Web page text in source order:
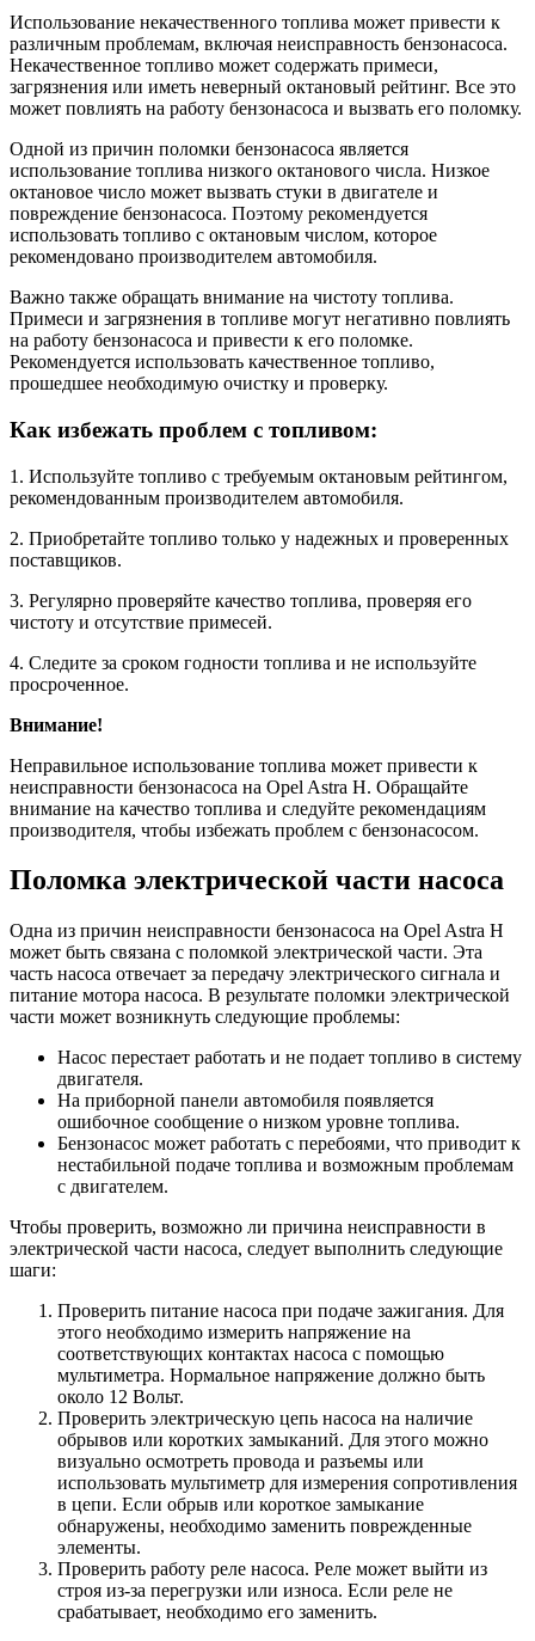
Использование некачественного топлива может привести к
различным проблемам, включая неисправность бензонасоса.
Некачественное топливо может содержать примеси,
загрязнения или иметь неверный октановый рейтинг. Все это
может повлиять на работу бензонасоса и вызвать его поломку.
Одной из причин поломки бензонасоса является
использование топлива низкого октанового числа. Низкое
октановое число может вызвать стуки в двигателе и
повреждение бензонасоса. Поэтому рекомендуется
использовать топливо с октановым числом, которое
рекомендовано производителем автомобиля.
Важно также обращать внимание на чистоту топлива.
Примеси и загрязнения в топливе могут негативно повлиять
на работу бензонасоса и привести к его поломке.
Рекомендуется использовать качественное топливо,
прошедшее необходимую очистку и проверку.
Как избежать проблем с топливом:
1. Используйте топливо с требуемым октановым рейтингом,
рекомендованным производителем автомобиля.
2. Приобретайте топливо только у надежных и проверенных
поставщиков.
3. Регулярно проверяйте качество топлива, проверяя его
чистоту и отсутствие примесей.
4. Следите за сроком годности топлива и не используйте
просроченное.
Внимание!
Неправильное использование топлива может привести к
неисправности бензонасоса на Opel Astra H. Обращайте
внимание на качество топлива и следуйте рекомендациям
производителя, чтобы избежать проблем с бензонасосом.
Поломка электрической части насоса
Одна из причин неисправности бензонасоса на Opel Astra H
может быть связана с поломкой электрической части. Эта
часть насоса отвечает за передачу электрического сигнала и
питание мотора насоса. В результате поломки электрической
части может возникнуть следующие проблемы:
Насос перестает работать и не подает топливо в систему
двигателя.
На приборной панели автомобиля появляется
ошибочное сообщение о низком уровне топлива.
Бензонасос может работать с перебоями, что приводит к
нестабильной подаче топлива и возможным проблемам
с двигателем.
Чтобы проверить, возможно ли причина неисправности в
электрической части насоса, следует выполнить следующие
шаги:
Проверить питание насоса при подаче зажигания. Для
этого необходимо измерить напряжение на
соответствующих контактах насоса с помощью
мультиметра. Нормальное напряжение должно быть
около 12 Вольт.
Проверить электрическую цепь насоса на наличие
обрывов или коротких замыканий. Для этого можно
визуально осмотреть провода и разъемы или
использовать мультиметр для измерения сопротивления
в цепи. Если обрыв или короткое замыкание
обнаружены, необходимо заменить поврежденные
элементы.
Проверить работу реле насоса. Реле может выйти из
строя из-за перегрузки или износа. Если реле не
срабатывает, необходимо его заменить.